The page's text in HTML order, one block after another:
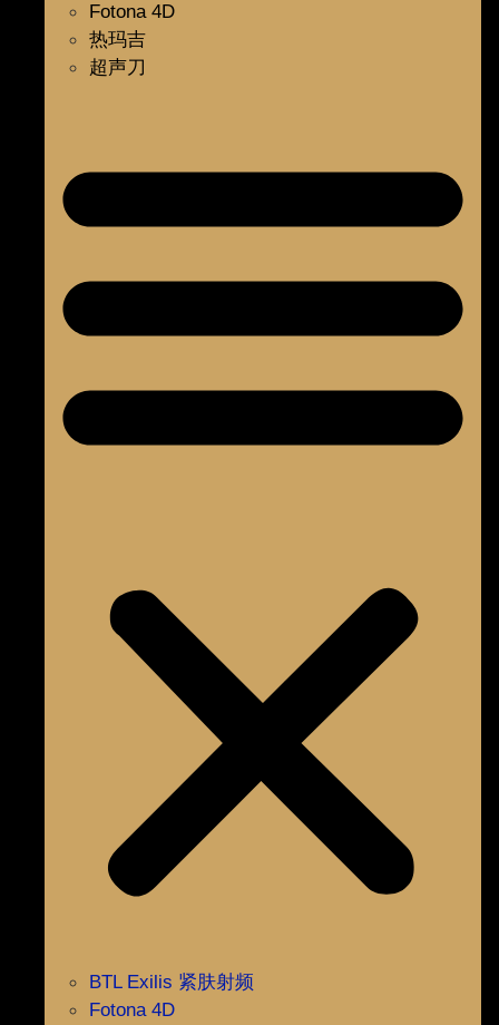
Fotona 4D
热玛吉
超声刀
BTL Exilis 紧肤射频
Fotona 4D